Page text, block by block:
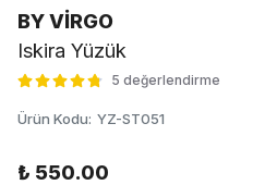
BY VİRGO
Iskira Yüzük
5 değerlendirme
Ürün Kodu: YZ-ST051
₺ 550.00